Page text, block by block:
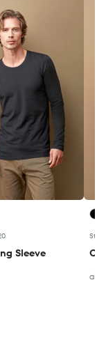
Sleeve
ab